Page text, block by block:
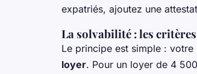
expatriés, ajoutez une
La solvabilité : les
Le principe est simple :
loyer. Pour un loyer de 4